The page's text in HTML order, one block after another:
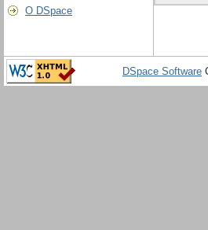
О DSpace
DSpace Software